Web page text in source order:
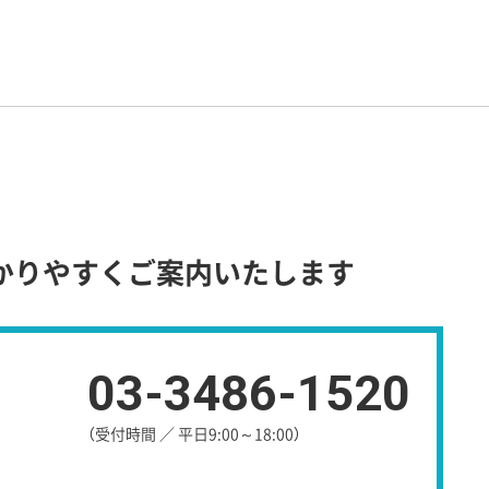
りやすくご案内いたします
03-3486-1520
（受付時間 ／ 平日9:00～18:00）